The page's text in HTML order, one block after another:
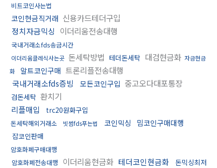
비트코인사는법
코인현금직거래 신용카드테더구입
정치자금믹싱 이더리움전송대행
국내거래소fds송금시간
이더리움클레식사는곳 돈세탁방법 테더돈세탁 대검현금화 자금현금
화
알트코인구매 트론리플전송대행
국내거래소fds증빙
모든코인구입 중고오다대포통장
검돈세탁 환치기
리플매입
trc20원화구입
돈세탁해외거래소 빗썸fds푸는법 코인믹싱 밈코인구매대행
잡코인판매
암호화폐구매대행
암호화폐전송대행
이더리움현금화 테더코인현금화
돈믹싱최저